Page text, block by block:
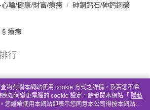
輪/健康/財富/療癒
砷銅鈣石/砷鈣銅礦
§ 療癒
行
詢有關本網站使用 cookie 方式之詳情，及若您不希
如何變更電腦的 cookie 設定，請參閱本網站「 隱私
您繼續使用本網站即表示您同意本公司得按本網站使